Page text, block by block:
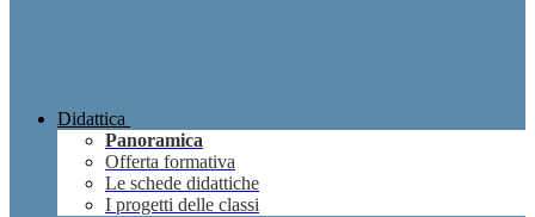
Didattica
Panoramica
Offerta formativa
Le schede didattiche
I progetti delle classi